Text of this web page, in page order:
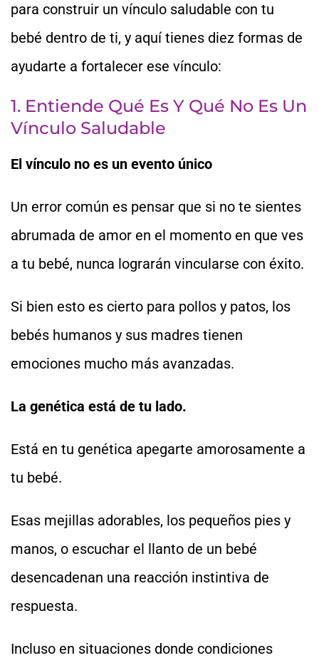
para construir un vínculo saludable con tu
bebé dentro de ti, y aquí tienes diez formas de
ayudarte a fortalecer ese vínculo:
1. Entiende Qué Es Y Qué No Es Un
Vínculo Saludable
El vínculo no es un evento único
Un error común es pensar que si no te sientes
abrumada de amor en el momento en que ves
a tu bebé, nunca lograrán vincularse con éxito.
Si bien esto es cierto para pollos y patos, los
bebés humanos y sus madres tienen
emociones mucho más avanzadas.
La genética está de tu lado.
Está en tu genética apegarte amorosamente a
tu bebé.
Esas mejillas adorables, los pequeños pies y
manos, o escuchar el llanto de un bebé
desencadenan una reacción instintiva de
respuesta.
Incluso en situaciones donde condiciones